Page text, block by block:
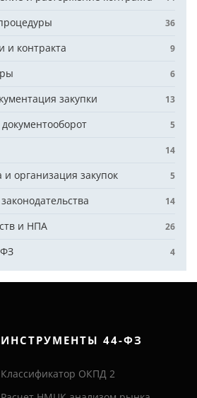
36
и контракта 9
6
закупки 13
5
14
и организация закупок 5
14
и НПА 26
4
ИНСТРУМЕНТЫ 44-ФЗ
Классификатор ОКПД 2